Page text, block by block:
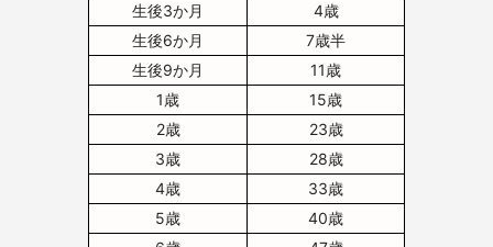
生後3か月
4歳
生後6か月
7歳半
生後9か月
11歳
1歳
15歳
2歳
23歳
3歳
28歳
4歳
33歳
5歳
40歳